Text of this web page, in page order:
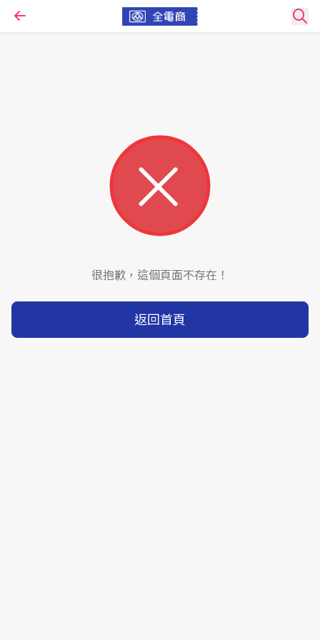
很抱歉，這個頁面不存在！
返回首頁